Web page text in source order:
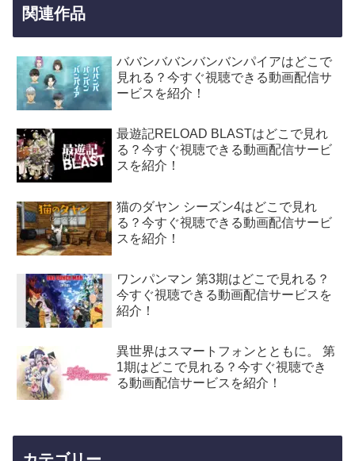
関連作品
ババンババンバンバンパイアはどこで
見れる？今すぐ視聴できる動画配信サ
ービスを紹介！
最遊記RELOAD BLASTはどこで見れ
る？今すぐ視聴できる動画配信サービ
スを紹介！
猫のダヤン シーズン4はどこで見れ
る？今すぐ視聴できる動画配信サービ
スを紹介！
ワンパンマン 第3期はどこで見れる？
今すぐ視聴できる動画配信サービスを
紹介！
異世界はスマートフォンとともに。 第
1期はどこで見れる？今すぐ視聴でき
る動画配信サービスを紹介！